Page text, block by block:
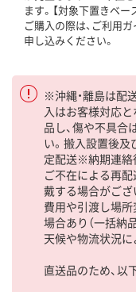
ます。【対象下置きベー
ご購入の際は、ご利用ガ
申し込みください。
※沖縄・離島は配
入はお客様対応
品し、傷や不具
い。搬入設置後
定配送※納期連絡
ご不在による再
戴する場合がご
費用や引渡し場
場合あり（一括納
天候や物流状況
直送品のため、以